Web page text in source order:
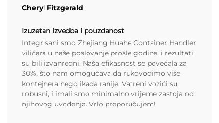
Cheryl Fitzgerald
Izuzetan izvedba i pouzdanost
Integrisani smo Zhejiang Huahe Container Handler
viličara u naše poslovanje prošle godine, i rezultati
su bili izvanredni. Naša efikasnost se povećala za
30%, što nam omogućava da rukovodimo više
kontejnera nego ikada ranije. Vatreni vozići su
robusni, i imali smo minimalno vrijeme zastoja od
njihovog uvođenja. Vrlo preporučujem!